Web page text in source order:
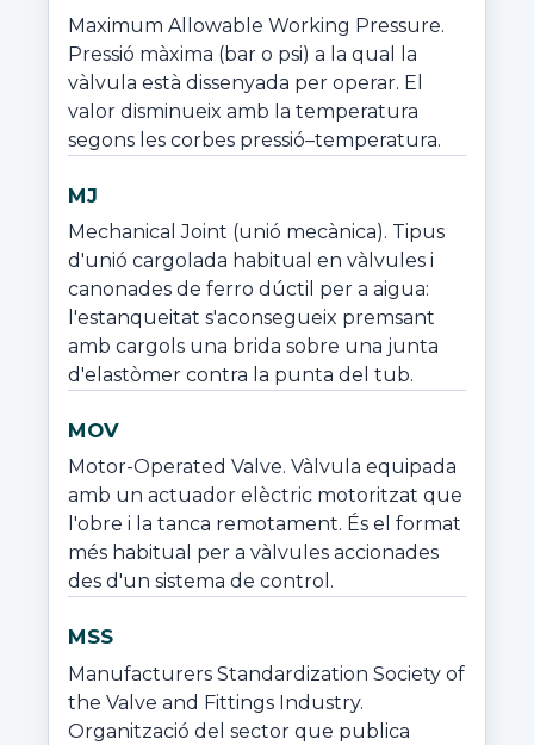
Maximum Allowable Working Pressure.
Pressió màxima (bar o psi) a la qual la
vàlvula està dissenyada per operar. El
valor disminueix amb la temperatura
segons les corbes pressió–temperatura.
MJ
Mechanical Joint (unió mecànica). Tipus
d'unió cargolada habitual en vàlvules i
canonades de ferro dúctil per a aigua:
l'estanqueitat s'aconsegueix premsant
amb cargols una brida sobre una junta
d'elastòmer contra la punta del tub.
MOV
Motor-Operated Valve. Vàlvula equipada
amb un actuador elèctric motoritzat que
l'obre i la tanca remotament. És el format
més habitual per a vàlvules accionades
des d'un sistema de control.
MSS
Manufacturers Standardization Society of
the Valve and Fittings Industry.
Organització del sector que publica